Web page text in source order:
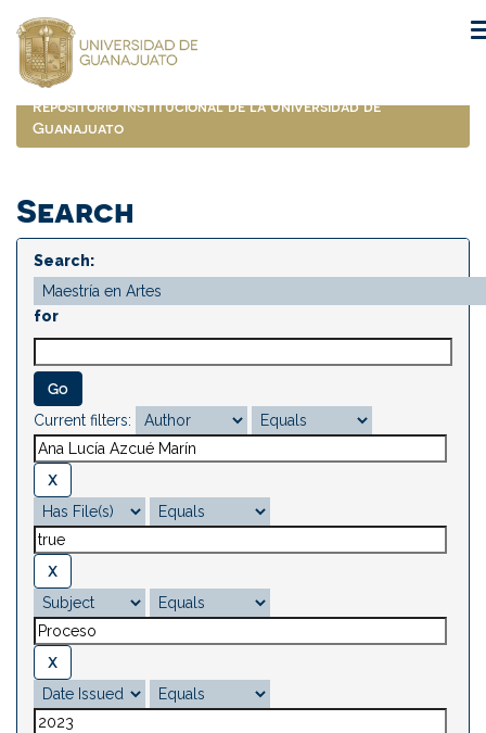
navigation
Repositorio Institucional de la Universidad de
Guanajuato
Search
Search:
for
Current filters: